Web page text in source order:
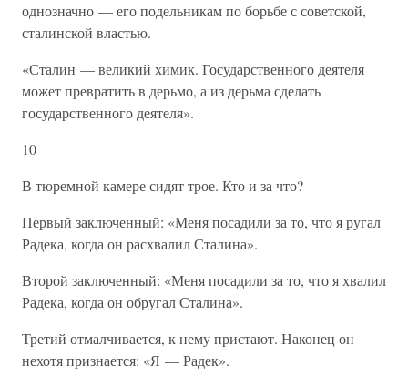
однозначно — его подельникам по борьбе с советской,
сталинской властью.
«Сталин — великий химик. Государственного деятеля
может превратить в дерьмо, а из дерьма сделать
государственного деятеля».
10
В тюремной камере сидят трое. Кто и за что?
Первый заключенный: «Меня посадили за то, что я ругал
Радека, когда он расхвалил Сталина».
Второй заключенный: «Меня посадили за то, что я хвалил
Радека, когда он обругал Сталина».
Третий отмалчивается, к нему пристают. Наконец он
нехотя признается: «Я — Радек».